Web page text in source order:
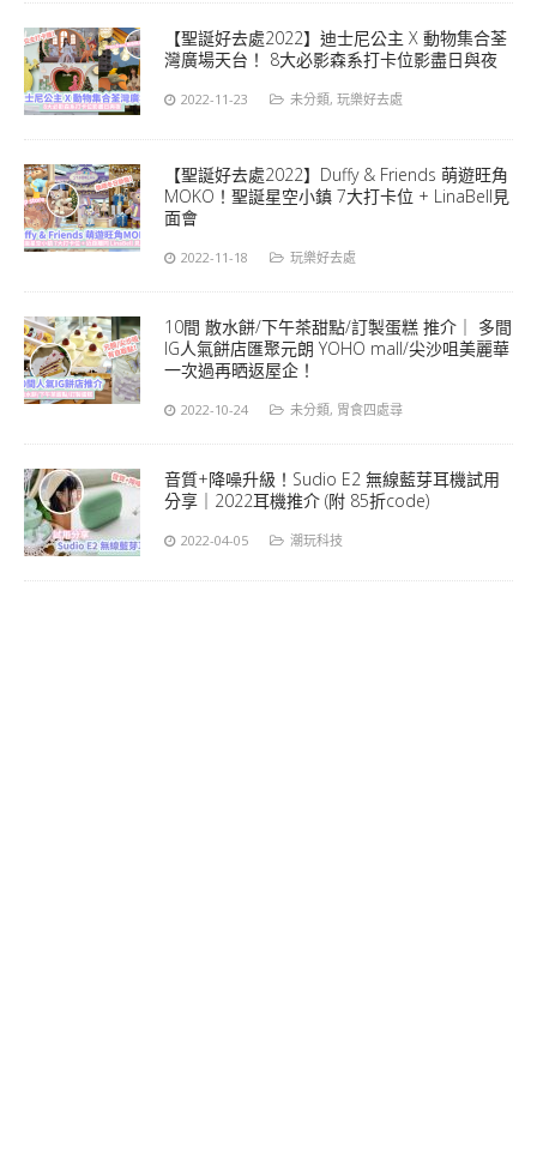
【聖誕好去處2022】迪士尼公主 X 動物集合荃
灣廣場天台！ 8大必影森系打卡位影盡日與夜
2022-11-23 未分類, 玩樂好去處
【聖誕好去處2022】Duffy & Friends 萌遊旺角
MOKO！聖誕星空小鎮 7大打卡位 + LinaBell見
面會
2022-11-18 玩樂好去處
10間 散水餅/下午茶甜點/訂製蛋糕 推介｜ 多間
IG人氣餅店匯聚元朗 YOHO mall/尖沙咀美麗華
一次過再晒返屋企！
2022-10-24 未分類, 胃食四處尋
音質+降噪升級！Sudio E2 無線藍芽耳機試用
分享｜2022耳機推介 (附 85折code)
2022-04-05 潮玩科技